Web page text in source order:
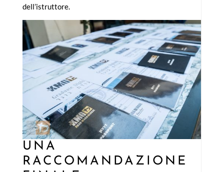
dell’istruttore.
UNA
RACCOMANDAZIONE